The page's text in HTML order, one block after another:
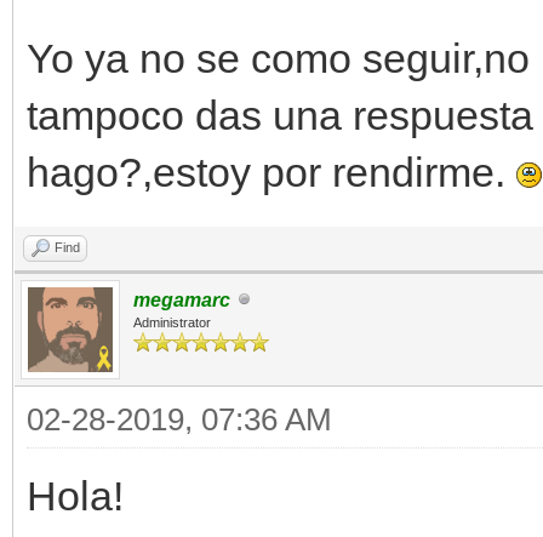
Yo ya no se como
tampoco das una
hago?,estoy por rendirme.
Find
megamarc
Administrator
02-28-2019, 07:36 AM
Hola!